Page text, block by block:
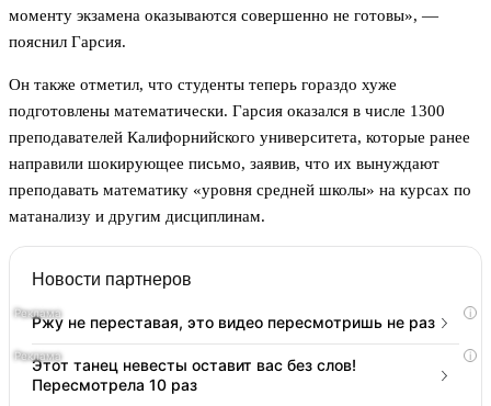
моменту экзамена оказываются совершенно не готовы», —
пояснил Гарсия.
Он также отметил, что студенты теперь гораздо хуже
подготовлены математически. Гарсия оказался в числе 1300
преподавателей Калифорнийского университета, которые ранее
направили шокирующее письмо, заявив, что их вынуждают
преподавать математику «уровня средней школы» на курсах по
матанализу и другим дисциплинам.
Новости партнеров
i
Ржу не переставая, это видео пересмотришь не раз
i
Этот танец невесты оставит вас без слов!
Пересмотрела 10 раз